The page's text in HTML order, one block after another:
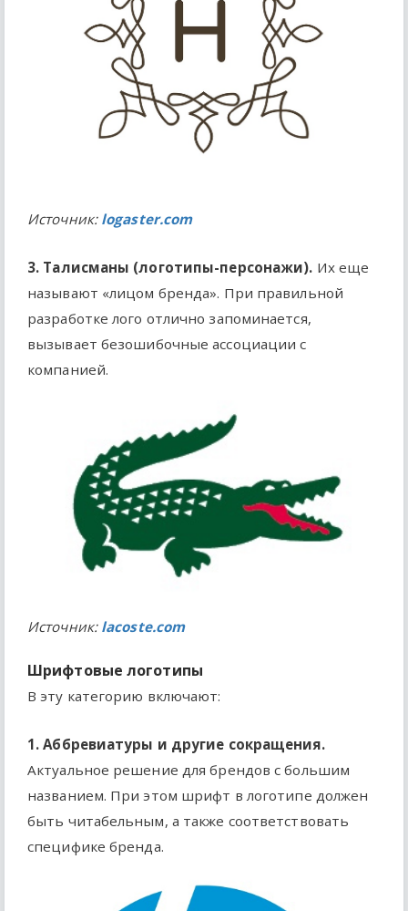
Источник: logaster.com
3. Талисманы (логотипы-персонажи). Их еще
называют «лицом бренда». При правильной
разработке лого отлично запоминается,
вызывает безошибочные ассоциации с
компанией.
Источник: lacoste.com
Шрифтовые логотипы
В эту категорию включают:
1. Аббревиатуры и другие сокращения.
Актуальное решение для брендов с большим
названием. При этом шрифт в логотипе должен
быть читабельным, а также соответствовать
специфике бренда.